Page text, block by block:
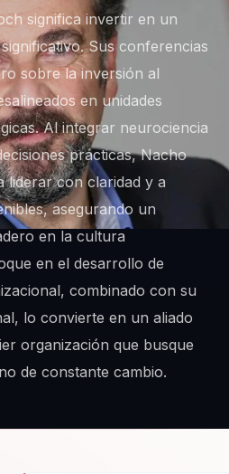
significa invertir en un
Sus conferencias
sobre la inversión al
en unidades
Al integrar neurociencia
prácticas, Nacho
liderar con claridad y a
asegurando un
en la cultura
en el desarrollo de
combinado con su
lo convierte en un aliado
organización que busque
de constante cambio.